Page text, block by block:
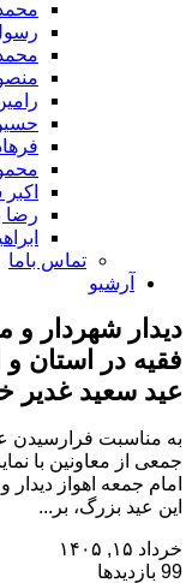
رضا
تماس باما
آرشیو
دیدار شهردار و
فقیه در استان
عید سعید غدیر
به مناسبت فرارسیدن
جمعی از معاونین با
امام جمعه اهواز
این عید بزرگ، بر...
خرداد ۱۵, ۱۴۰۵
99 بازدیدها